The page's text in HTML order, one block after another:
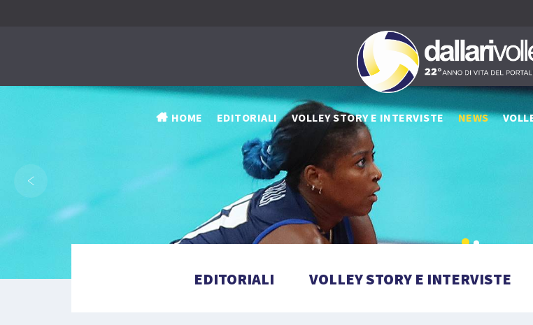
HOME EDITORIALI VOLLEY STORY E INTERVISTE NEWS
‹
EDITORIALI VOLLEY STORY E INTERVISTE